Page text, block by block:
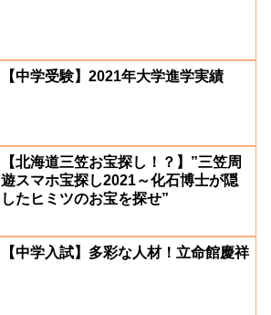
【中学受験】2021年大学進学実績
【北海道三笠お宝探し！？】”三笠周
遊スマホ宝探し2021～化石博士が隠
したヒミツのお宝を探せ”
【中学入試】多彩な人材！立命館慶祥